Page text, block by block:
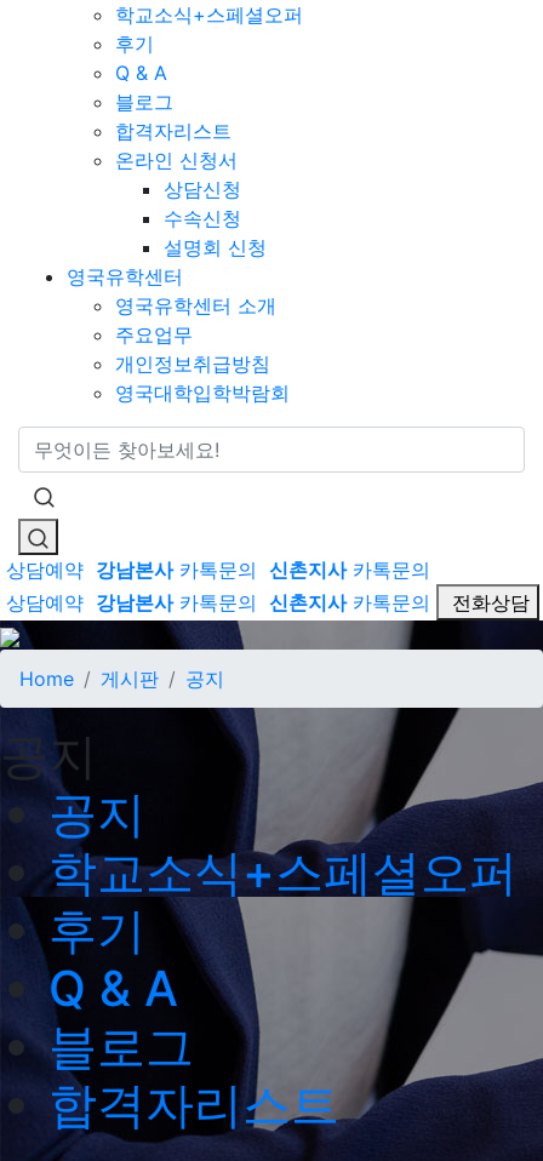
학교소식+스페셜오퍼
후기
Q & A
블로그
합격자리스트
온라인 신청서
상담신청
수속신청
설명회 신청
영국유학센터
영국유학센터 소개
주요업무
개인정보취급방침
영국대학입학박람회
통합검색
상담예약 강남본사카톡문의 신촌지사카톡문의
상담예약 강남본사카톡문의 신촌지사카톡문의 전화상담
Home 게시판 공지
공지
공지
학교소식+스페셜오퍼
후기
Q & A
블로그
합격자리스트